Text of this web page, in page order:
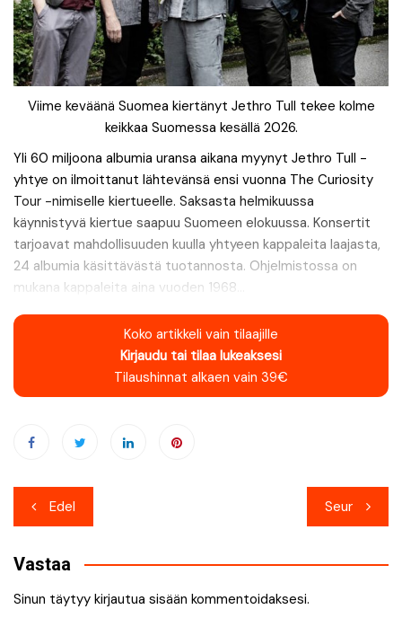
Viime keväänä Suomea kiertänyt Jethro Tull tekee kolme
keikkaa Suomessa kesällä 2026.
Yli 60 miljoona albumia uransa aikana myynyt Jethro Tull -
yhtye on ilmoittanut lähtevänsä ensi vuonna The Curiosity
Tour -nimiselle kiertueelle. Saksasta helmikuussa
käynnistyvä kiertue saapuu Suomeen elokuussa. Konsertit
tarjoavat mahdollisuuden kuulla yhtyeen kappaleita laajasta,
24 albumia käsittävästä tuotannosta. Ohjelmistossa on
mukana kappaleita aina vuoden 1968...
Koko artikkeli vain tilaajille
Kirjaudu tai tilaa lukeaksesi
Tilaushinnat alkaen vain 39€
Artikkelien
selaus
Edel Seur
Vastaa
Sinun täytyy kirjautua sisään kommentoidaksesi.